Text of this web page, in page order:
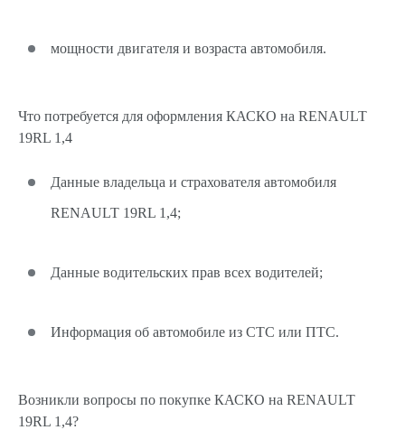
мощности двигателя и возраста автомобиля.
Что потребуется для оформления КАСКО на RENAULT
19RL 1,4
Данные владельца и страхователя автомобиля
RENAULT 19RL 1,4;
Данные водительских прав всех водителей;
Информация об автомобиле из СТС или ПТС.
Возникли вопросы по покупке КАСКО на RENAULT
19RL 1,4?